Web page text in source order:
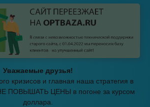
Уважаемые друзья!
кризисов и главная наша стратегия в
ПОВЫШАТЬ ЦЕНЫ в погоне за курсом
доллара.